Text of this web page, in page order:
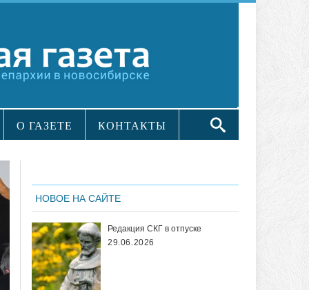
О ГАЗЕТЕ КОНТАКТЫ
НОВОЕ НА САЙТЕ
Редакция СКГ в отпуске
29.06.2026